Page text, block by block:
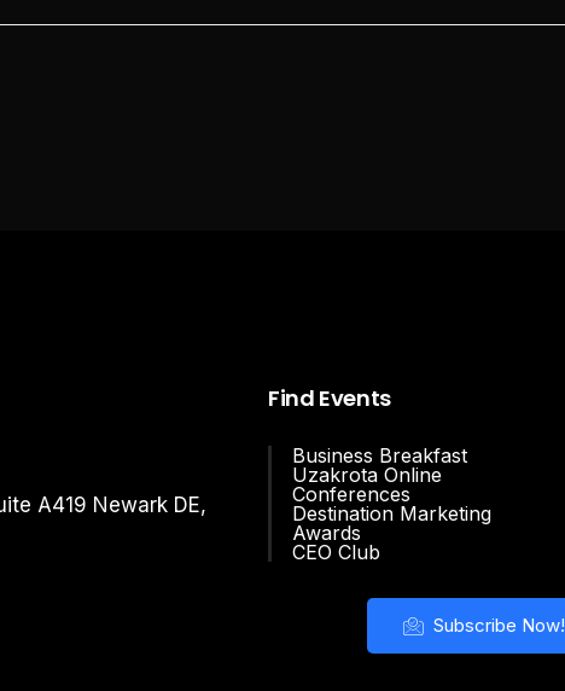
A419 Newark DE,
Find Events
Business Breakfast
Uzakrota Online
Conferences
Destination Marketing
Awards
CEO Club
Subscribe Now!